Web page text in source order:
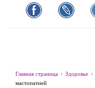
Главная страница Здоровье
мастопатией